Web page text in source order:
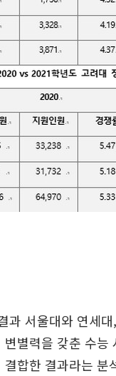
과 서울대와 연세
별력을 갖춘 수
합한 결과라는 분